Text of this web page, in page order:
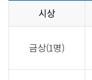
시상
금상(1명)